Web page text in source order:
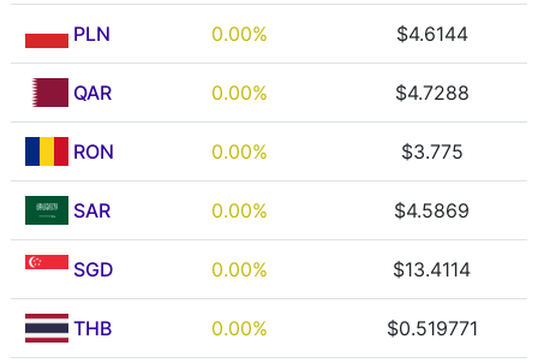
PLN 0.00% $4.6144
QAR 0.00% $4.7288
RON 0.00% $3.775
SAR 0.00% $4.5869
SGD 0.00% $13.4114
THB 0.00% $0.519771